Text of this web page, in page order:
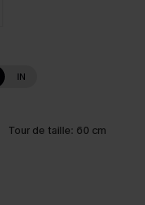
IN
Tour de taille: 60 cm